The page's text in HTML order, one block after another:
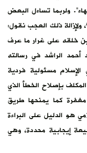
ولربما تساءل البعض
ذلك العجب نقول:
خلقه على غرار ما عرف
الراشد في رسالته
في الإسلام مسئولية فردية
بإصلاح الخطأ الذي
كما يمنحها طريق
هو الدليل على البراءة
إيجابية محددة، وهي